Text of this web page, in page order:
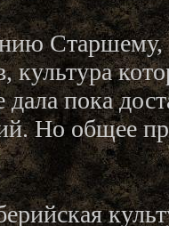
Старшему,
культура
дала пока
Но общее